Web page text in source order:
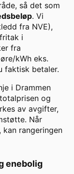
så det som
. Vi
fra NVE),
i
fra
øre/kWh eks.
faktisk betaler.
i Drammen
og
av avgifter,
Når
rangeringen
enebolig